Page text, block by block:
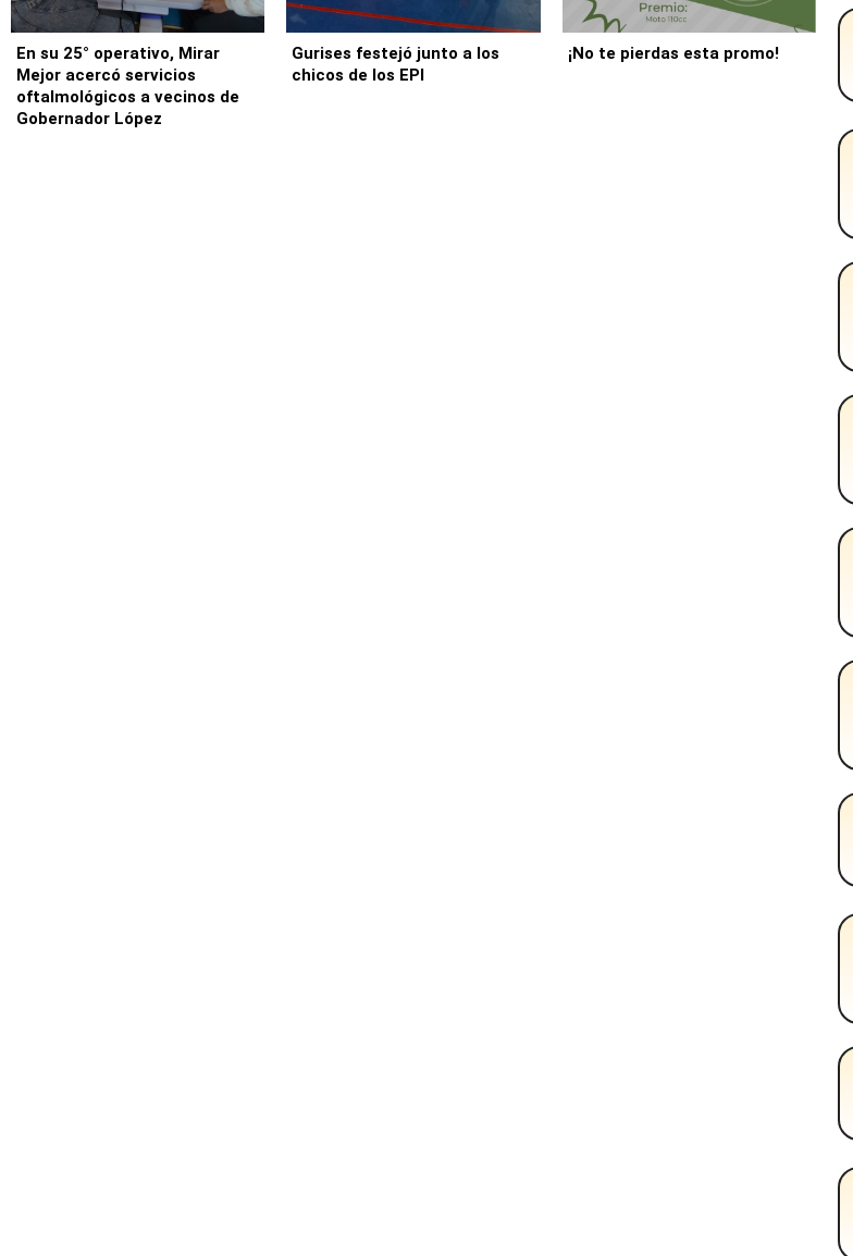
En su 25° operativo, Mirar
Mejor acercó servicios
oftalmológicos a vecinos de
Gobernador López
Gurises festejó junto a los
chicos de los EPI
¡No te pierdas esta promo!